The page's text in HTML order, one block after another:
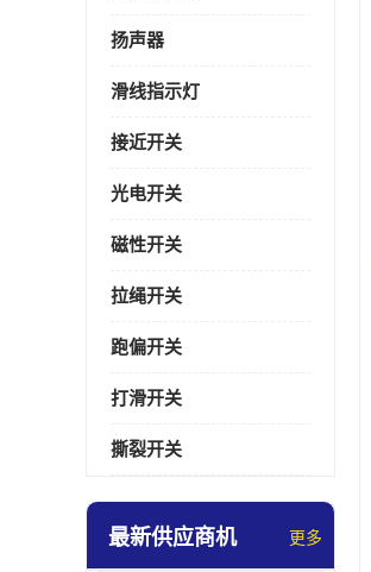
扬声器
滑线指示灯
接近开关
光电开关
磁性开关
拉绳开关
跑偏开关
打滑开关
撕裂开关
最新供应商机 更多